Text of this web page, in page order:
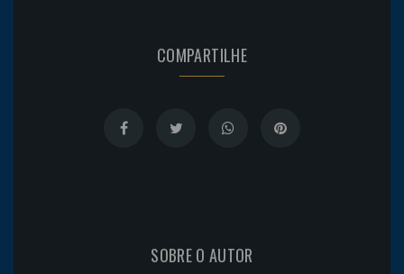
COMPARTILHE
SOBRE O AUTOR